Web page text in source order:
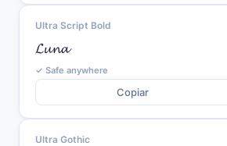
Ultra Script Bold
𝓛𝓾𝓷𝓪
✓ Safe anywhere
Copiar
Ultra Gothic